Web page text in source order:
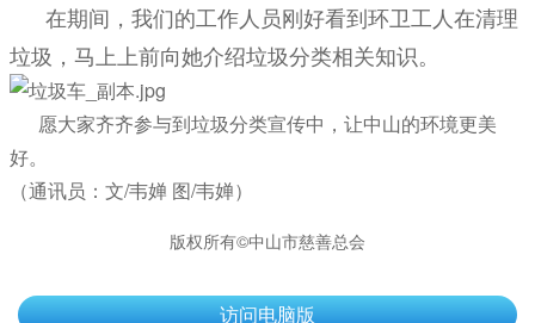
在期间，我们的工作人员刚好看到环卫工人在清理
垃圾，马上上前向她介绍垃圾分类相关知识。
愿大家齐齐参与到垃圾分类宣传中，让中山的环境更美
好。
（通讯员：文/韦婵 图/韦婵）
版权所有©中山市慈善总会
访问电脑版